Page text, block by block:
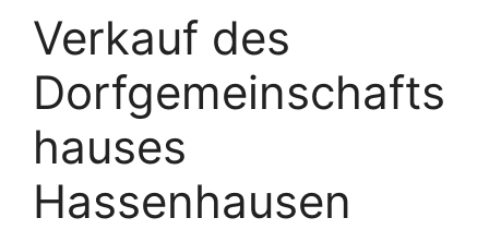
Verkauf des
Dorfgemeinschafts
hauses
Hassenhausen